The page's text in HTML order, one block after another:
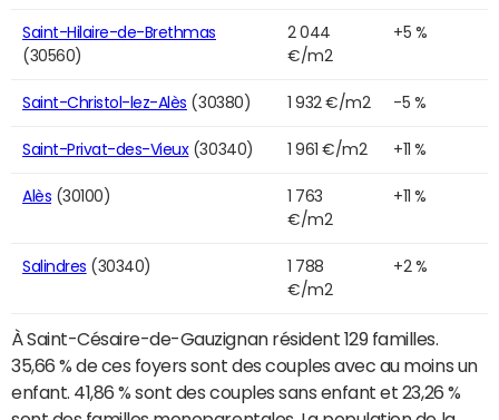
Saint-Hilaire-de-Brethmas
(30560)
2 044
€/m2
+5 %
Saint-Christol-lez-Alès (30380) 1 932 €/m2 -5 %
Saint-Privat-des-Vieux(30340) 1 961 €/m2 +11 %
Alès (30100)
1 763
€/m2
+11 %
Salindres (30340)
1 788
€/m2
+2 %
À Saint-Césaire-de-Gauzignan résident 129 familles.
35,66 % de ces foyers sont des couples avec au moins un
enfant. 41,86 % sont des couples sans enfant et 23,26 %